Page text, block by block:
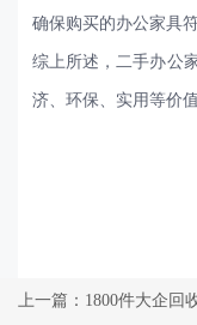
确保购买的办公家具
综上所述，二手办公
济、环保、实用等价
上一篇：1800件大企回